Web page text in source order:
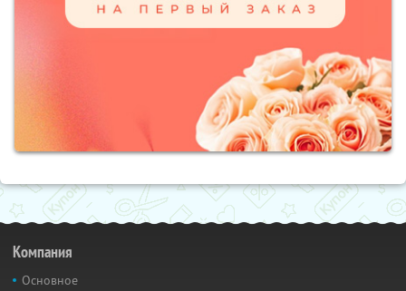
Компания
Основное